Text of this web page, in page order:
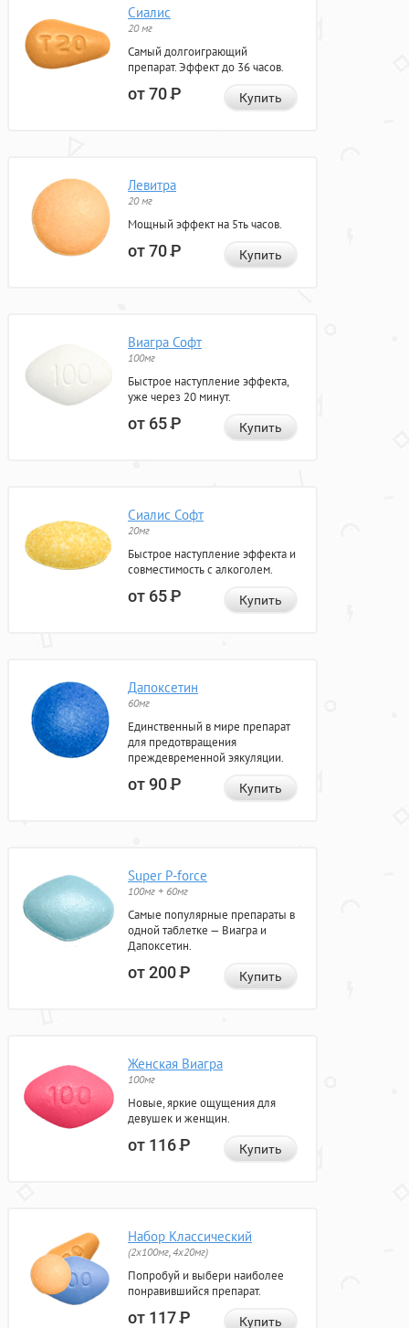
Сиалис
20 мг
Самый долгоиграющий
препарат. Эффект до 36 часов.
от 70Р Купить
Левитра
20 мг
Мощный эффект на 5ть часов.
от 70Р Купить
Виагра Софт
100мг
Быстрое наступление эффекта,
уже через 20 минут.
от 65Р Купить
Сиалис Софт
20мг
Быстрое наступление эффекта и
совместимость с алкоголем.
от 65Р Купить
Дапоксетин
60мг
Единственный в мире препарат
для предотвращения
преждевременной эякуляции.
от 90Р Купить
Super P-force
100мг + 60мг
Самые популярные препараты в
одной таблетке — Виагра и
Дапоксетин.
от 200Р Купить
Женская Виагра
100мг
Новые, яркие ощущения для
девушек и женщин.
от 116Р Купить
Набор Классический
(2x100мг, 4x20мг)
Попробуй и выбери наиболее
понравившийся препарат.
от 117Р Купить